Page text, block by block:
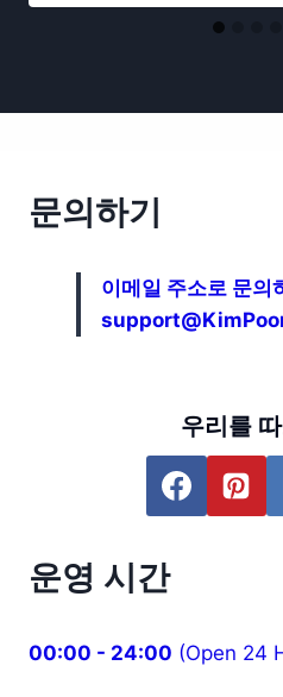
문의하기
이메일 주소로 문의
우리를
운영 시간
00:00 - 24:00 (Open 24